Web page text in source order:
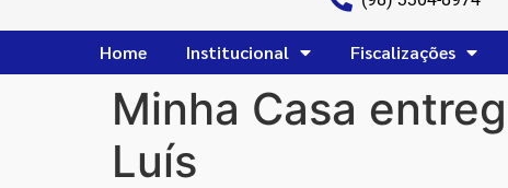
Home Institucional Fiscalizações
Minha Casa
Luís